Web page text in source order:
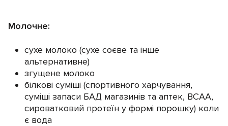
Молочне:
сухе молоко (сухе соєве та інше
альтернативне)
згущене молоко
білкові суміші (спортивного харчування,
суміші запаси БАД магазинів та аптек, ВСАА,
сироватковий протеїн у формі порошку) коли
є вода